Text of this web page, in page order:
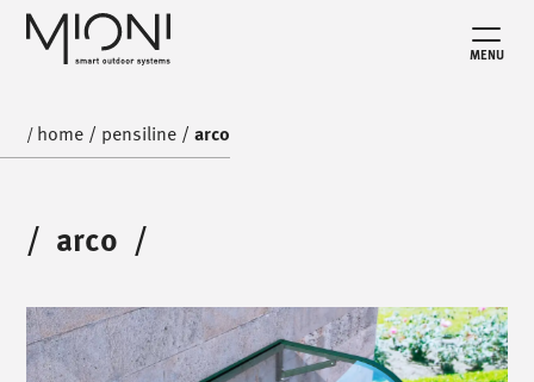
MENU
/ home / pensiline /arco
/ arco /